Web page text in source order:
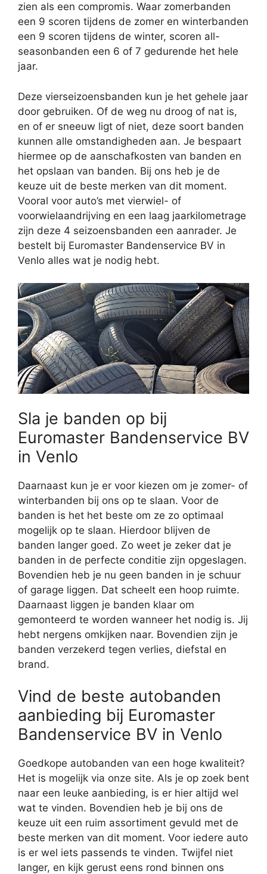
zien als een compromis. Waar zomerbanden
een 9 scoren tijdens de zomer en winterbanden
een 9 scoren tijdens de winter, scoren all-
seasonbanden een 6 of 7 gedurende het hele
jaar.
Deze vierseizoensbanden kun je het gehele jaar
door gebruiken. Of de weg nu droog of nat is,
en of er sneeuw ligt of niet, deze soort banden
kunnen alle omstandigheden aan. Je bespaart
hiermee op de aanschafkosten van banden en
het opslaan van banden. Bij ons heb je de
keuze uit de beste merken van dit moment.
Vooral voor auto’s met vierwiel- of
voorwielaandrijving en een laag jaarkilometrage
zijn deze 4 seizoensbanden een aanrader. Je
bestelt bij Euromaster Bandenservice BV in
Venlo alles wat je nodig hebt.
Sla je banden op bij
Euromaster Bandenservice BV
in Venlo
Daarnaast kun je er voor kiezen om je zomer- of
winterbanden bij ons op te slaan. Voor de
banden is het het beste om ze zo optimaal
mogelijk op te slaan. Hierdoor blijven de
banden langer goed. Zo weet je zeker dat je
banden in de perfecte conditie zijn opgeslagen.
Bovendien heb je nu geen banden in je schuur
of garage liggen. Dat scheelt een hoop ruimte.
Daarnaast liggen je banden klaar om
gemonteerd te worden wanneer het nodig is. Jij
hebt nergens omkijken naar. Bovendien zijn je
banden verzekerd tegen verlies, diefstal en
brand.
Vind de beste autobanden
aanbieding bij Euromaster
Bandenservice BV in Venlo
Goedkope autobanden van een hoge kwaliteit?
Het is mogelijk via onze site. Als je op zoek bent
naar een leuke aanbieding, is er hier altijd wel
wat te vinden. Bovendien heb je bij ons de
keuze uit een ruim assortiment gevuld met de
beste merken van dit moment. Voor iedere auto
is er wel iets passends te vinden. Twijfel niet
langer, en kijk gerust eens rond binnen ons